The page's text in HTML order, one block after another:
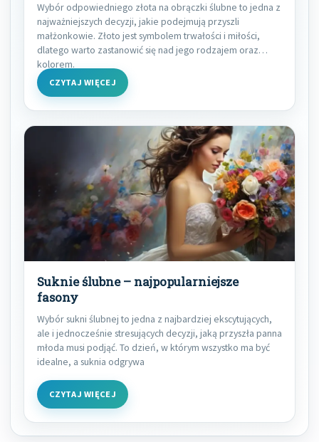
Wybór odpowiedniego złota na obrączki ślubne to jedna z
najważniejszych decyzji, jakie podejmują przyszli
małżonkowie. Złoto jest symbolem trwałości i miłości,
dlatego warto zastanowić się nad jego rodzajem oraz
kolorem.
CZYTAJ WIĘCEJ
Suknie ślubne – najpopularniejsze
fasony
Wybór sukni ślubnej to jedna z najbardziej ekscytujących,
ale i jednocześnie stresujących decyzji, jaką przyszła panna
młoda musi podjąć. To dzień, w którym wszystko ma być
idealne, a suknia odgrywa
CZYTAJ WIĘCEJ